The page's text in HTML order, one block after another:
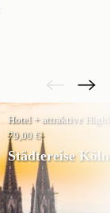
Hotel + attraktive
79,00 €
Städtereise Köln